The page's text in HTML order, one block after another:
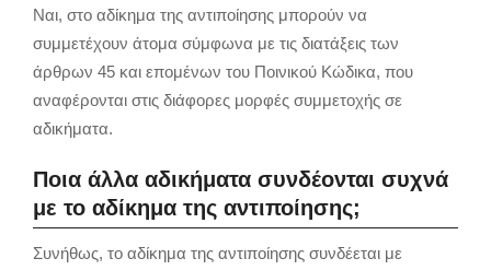
Ναι, στο αδίκημα της αντιποίησης μπορούν να
συμμετέχουν άτομα σύμφωνα με τις διατάξεις των
άρθρων 45 και επομένων του Ποινικού Κώδικα, που
αναφέρονται στις διάφορες μορφές συμμετοχής σε
αδικήματα.
Ποια άλλα αδικήματα συνδέονται συχνά
με το αδίκημα της αντιποίησης;
Συνήθως, το αδίκημα της αντιποίησης συνδέεται με